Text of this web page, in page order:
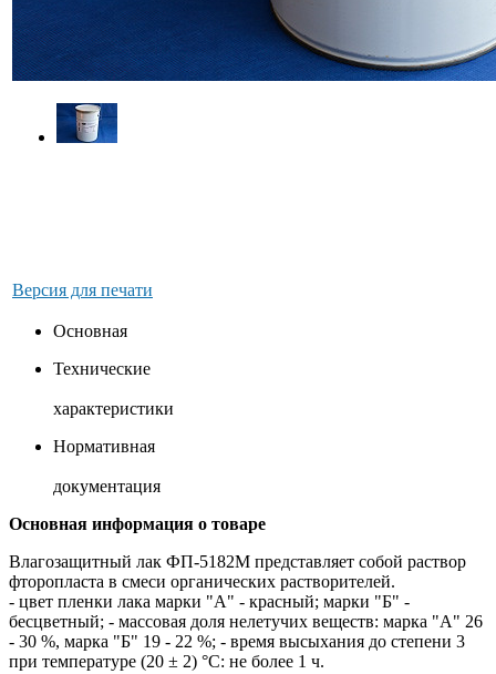
Версия для печати
Основная
Технические
характеристики
Нормативная
документация
Основная информация о товаре
Влагозащитный лак ФП-5182М представляет собой раствор
фторопласта в смеси органических растворителей.
- цвет пленки лака марки "А" - красный; марки "Б" -
бесцветный; - массовая доля нелетучих веществ: марка "А" 26
- 30 %, марка "Б" 19 - 22 %; - время высыхания до степени 3
при температуре (20 ± 2) °С: не более 1 ч.